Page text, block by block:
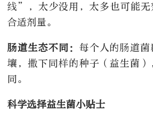
线”，太少没用，太多也可能无
合适剂量。
肠道生态不同： 每个人的肠道
壤，撒下同样的种子（益生菌
同。
科学选择益生菌小贴士